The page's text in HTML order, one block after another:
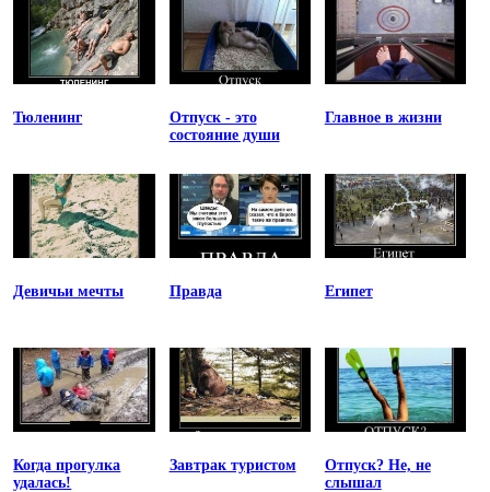
Тюленинг
Отпуск - это
состояние души
Главное в жизни
Девичьи мечты Правда Египет
Когда прогулка
удалась!
Завтрак туристом
Отпуск? Не, не
слышал